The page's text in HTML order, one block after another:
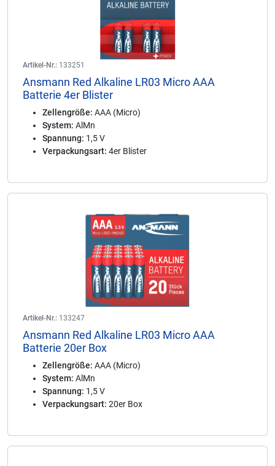
Artikel-Nr.: 133251
Ansmann Red Alkaline LR03 Micro AAA
Batterie 4er Blister
Zellengröße: AAA (Micro)
System: AlMn
Spannung: 1,5 V
Verpackungsart: 4er Blister
Artikel-Nr.: 133247
Ansmann Red Alkaline LR03 Micro AAA
Batterie 20er Box
Zellengröße: AAA (Micro)
System: AlMn
Spannung: 1,5 V
Verpackungsart: 20er Box